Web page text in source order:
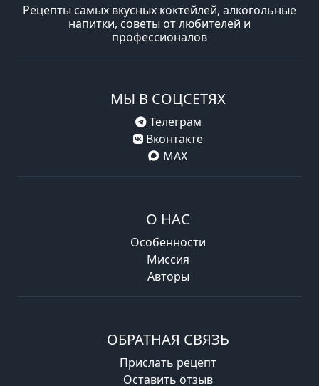
Рецепты самых вкусных коктейлей, алкогольные
напитки, советы от любителей и
профессионалов
МЫ В СОЦСЕТЯХ
Телеграм
Вконтакте
MAX
О НАС
Особенности
Миссия
Авторы
ОБРАТНАЯ СВЯЗЬ
Прислать рецепт
Оставить отзыв